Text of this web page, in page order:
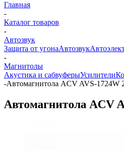
Главная
-
Каталог товаров
-
Автозвук
Защита от угонаАвтозвук
-
Магнитолы
Акустика и сабвуферыУсилители
-Автомагнитола ACV AVS-1724W
Автомагнитола ACV